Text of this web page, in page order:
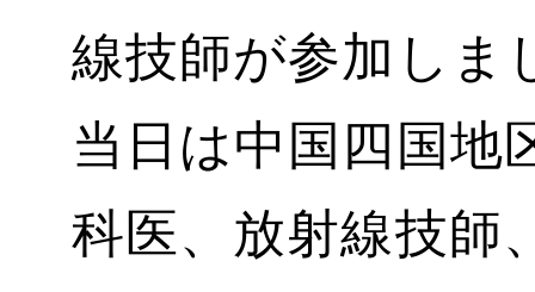
線技師が参加しま
当日は中国四国地
科医、放射線技師